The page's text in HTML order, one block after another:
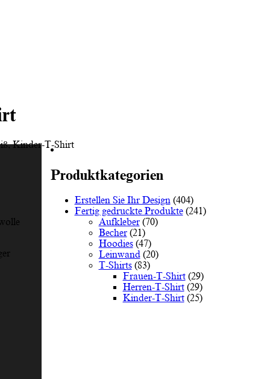
Kinder-T-Shirt
Produktkategorien
Erstellen Sie Ihr Design (404)
Fertig gedruckte Produkte (241)
Aufkleber (70)
Becher (21)
Hoodies (47)
Leinwand (20)
T-Shirts (83)
Frauen-T-Shirt (29)
Herren-T-Shirt (29)
Kinder-T-Shirt (25)